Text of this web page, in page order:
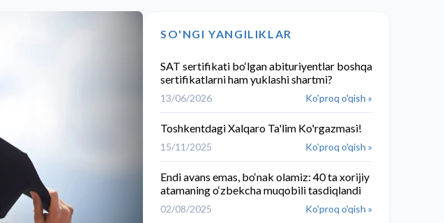
SO'NGI YANGILIKLAR
SAT sertifikati bo‘lgan abituriyentlar boshqa
sertifikatlarni ham yuklashi shartmi?
13/06/2026 Ko'proq o'qish »
Toshkentdagi Xalqaro Ta'lim Ko'rgazmasi!
15/11/2025 Ko'proq o'qish »
Endi avans emas, bo‘nak olamiz: 40 ta xorijiy
atamaning o‘zbekcha muqobili tasdiqlandi
02/08/2025 Ko'proq o'qish »